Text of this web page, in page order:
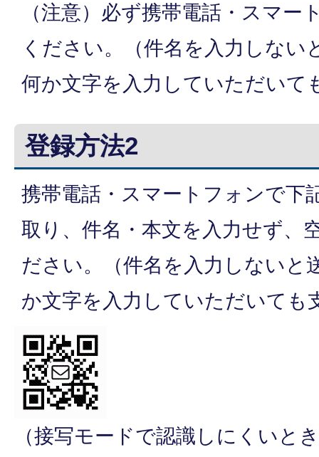
（注意）必ず携帯電話・スマー
ください。（件名を入力しない
何か文字を入力していただいて
登録方法2
携帯電話・スマートフォンで下
取り、件名・本文を入力せず、
ださい。（件名を入力しないと
か文字を入力していただいても
（接写モードで認識しにくいと